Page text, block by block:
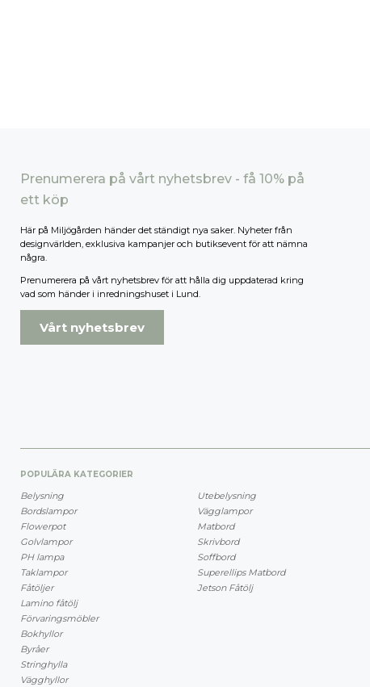
Prenumerera på vårt nyhetsbrev - få 10% på
ett köp
Här på Miljögården händer det ständigt nya saker. Nyheter från
designvärlden, exklusiva kampanjer och butiksevent för att nämna
några.
Prenumerera på vårt nyhetsbrev för att hålla dig uppdaterad kring
vad som händer i inredningshuset i Lund.
Vårt nyhetsbrev
POPULÄRA KATEGORIER
Belysning
Bordslampor
Flowerpot
Golvlampor
PH lampa
Taklampor
Fåtöljer
Lamino fåtölj
Förvaringsmöbler
Bokhyllor
Byråer
Stringhylla
Vägghyllor
Utebelysning
Vägglampor
Matbord
Skrivbord
Soffbord
Superellips Matbord
Jetson Fåtölj